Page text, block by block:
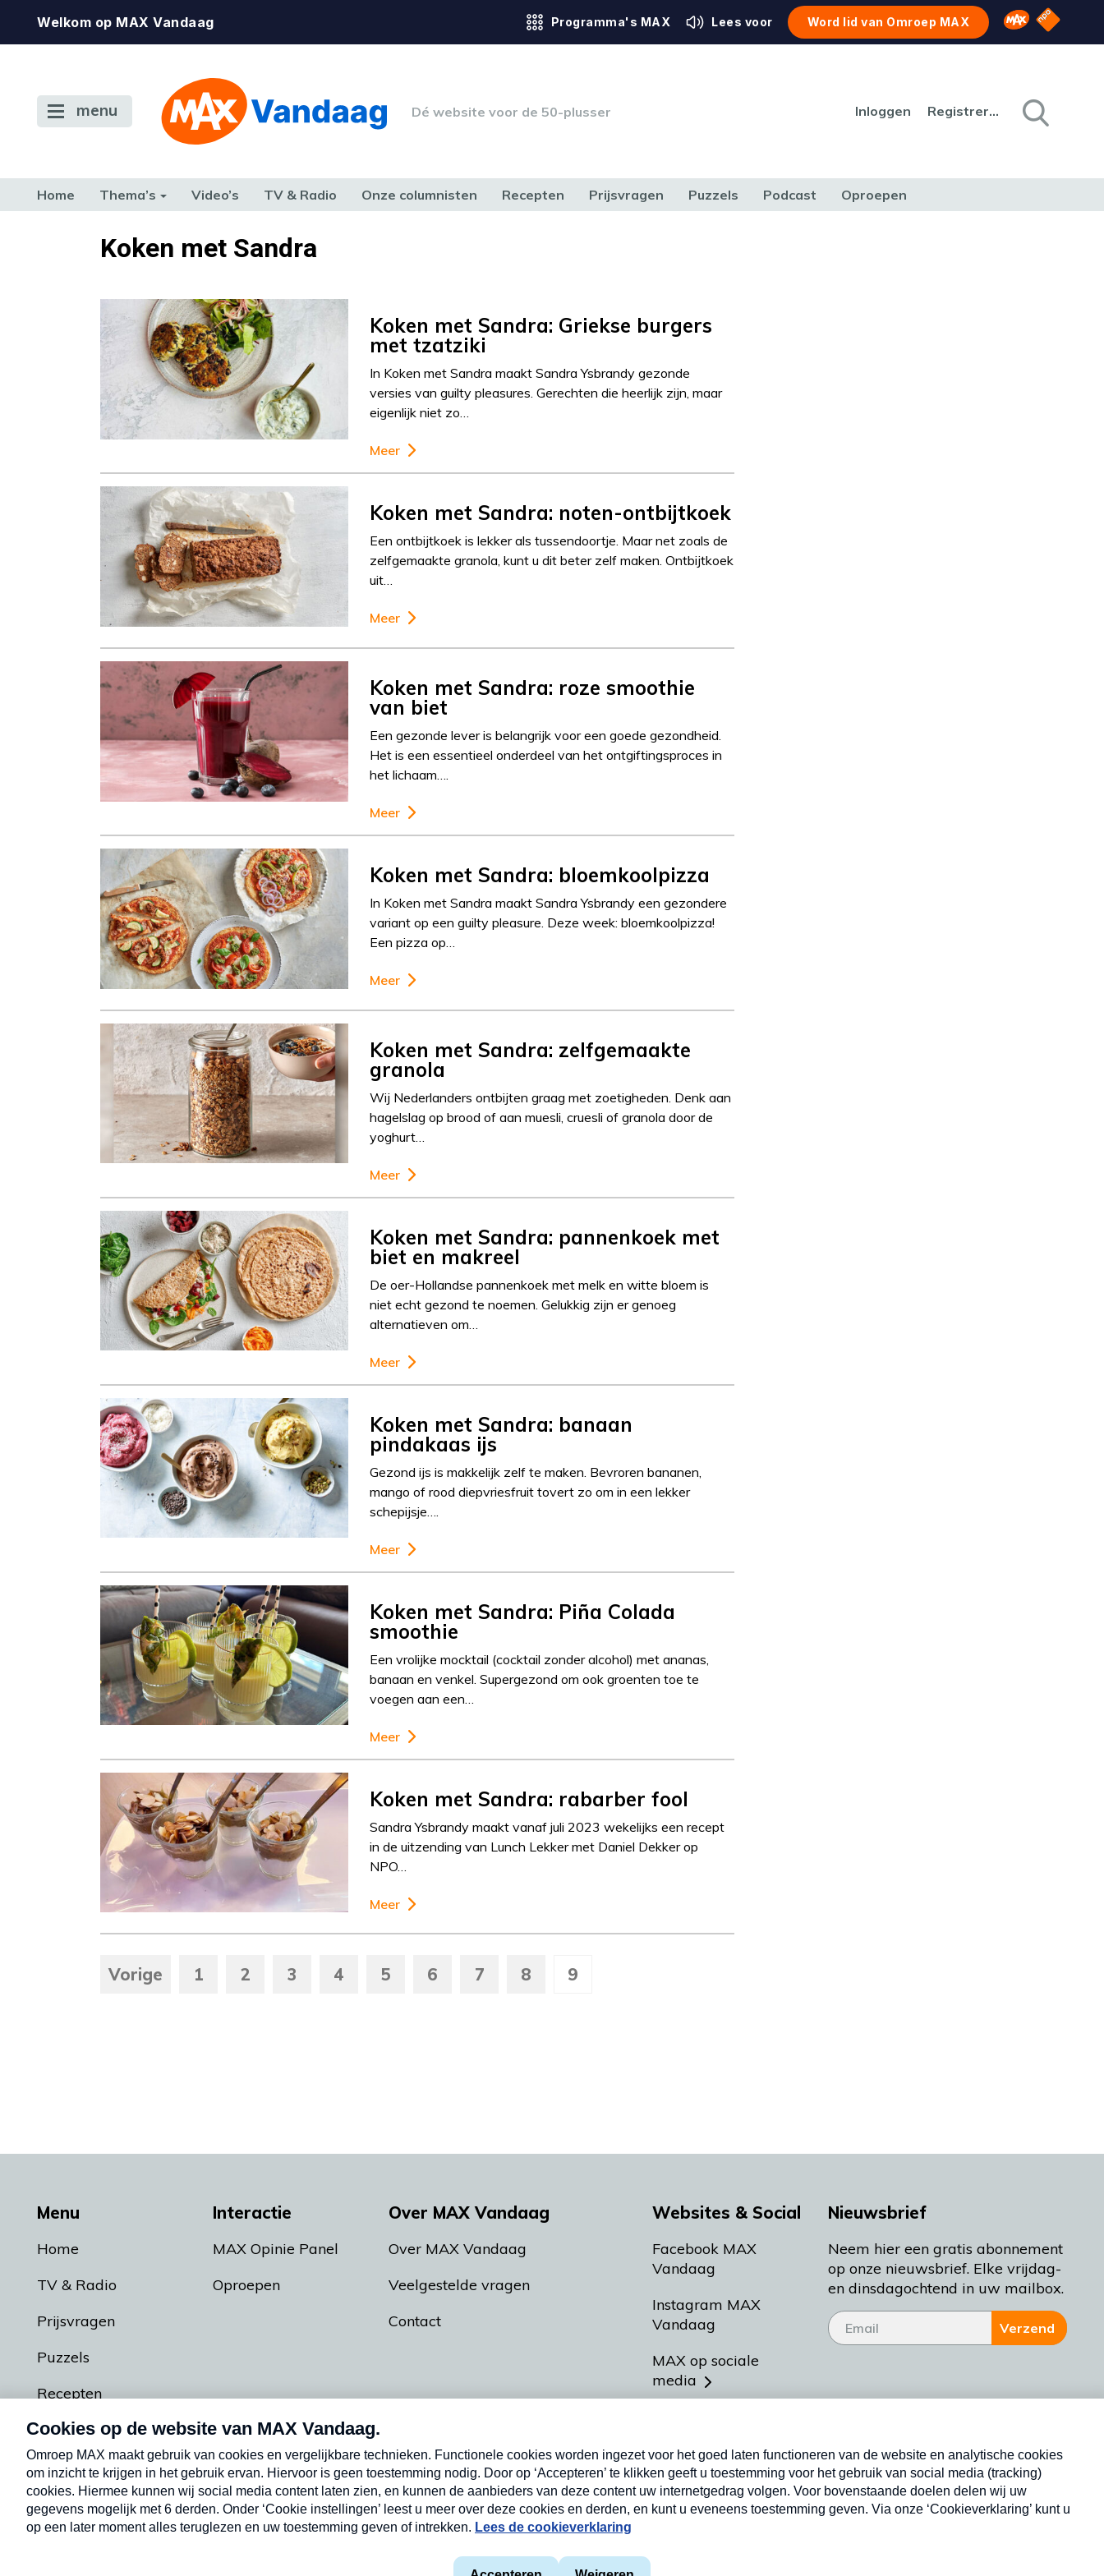
Welkom op MAX Vandaag Programma's MAX Lees voor Word lid van Omroep MAX Omroep MAX
NPO
menu Dé website voor de 50-plusser Inloggen Registreren
Home Thema’s Video’s TV & Radio Onze columnisten Recepten Prijsvragen Puzzels Podcast Oproepen
TERUG NAAR TOENKoken met Sandra
Koken met Sandra: Griekse burgers
met tzatziki
In Koken met Sandra maakt Sandra Ysbrandy gezonde
versies van guilty pleasures. Gerechten die heerlijk zijn, maar
eigenlijk niet zo…
Meer
Koken met Sandra: noten-ontbijtkoek
Een ontbijtkoek is lekker als tussendoortje. Maar net zoals de
zelfgemaakte granola, kunt u dit beter zelf maken. Ontbijtkoek
uit…
Meer
Koken met Sandra: roze smoothie
van biet
Een gezonde lever is belangrijk voor een goede gezondheid.
Het is een essentieel onderdeel van het ontgiftingsproces in
het lichaam….
Meer
Koken met Sandra: bloemkoolpizza
In Koken met Sandra maakt Sandra Ysbrandy een gezondere
variant op een guilty pleasure. Deze week: bloemkoolpizza!
Een pizza op…
Meer
Koken met Sandra: zelfgemaakte
granola
Wij Nederlanders ontbijten graag met zoetigheden. Denk aan
hagelslag op brood of aan muesli, cruesli of granola door de
yoghurt…
Meer
Koken met Sandra: pannenkoek met
biet en makreel
De oer-Hollandse pannenkoek met melk en witte bloem is
niet echt gezond te noemen. Gelukkig zijn er genoeg
alternatieven om…
Meer
Koken met Sandra: banaan
pindakaas ijs
Gezond ijs is makkelijk zelf te maken. Bevroren bananen,
mango of rood diepvriesfruit tovert zo om in een lekker
schepijsje….
Meer
Koken met Sandra: Piña Colada
smoothie
Een vrolijke mocktail (cocktail zonder alcohol) met ananas,
banaan en venkel. Supergezond om ook groenten toe te
voegen aan een…
Meer
Koken met Sandra: rabarber fool
Sandra Ysbrandy maakt vanaf juli 2023 wekelijks een recept
in de uitzending van Lunch Lekker met Daniel Dekker op
NPO…
Meer
Vorige 1 2 3 4 5 6 7 8 9
Menu
Home
TV & Radio
Prijsvragen
Puzzels
Recepten
Podcasts
Interactie
MAX Opinie Panel
Oproepen
Over MAX Vandaag
Over MAX Vandaag
Veelgestelde vragen
Contact
Websites & Social
Facebook MAX
Vandaag
Instagram MAX
Vandaag
MAX op sociale
media
Meldpunt Actueel
Heel Holland Bakt
Nieuwsbrief
Neem hier een gratis abonnement
op onze nieuwsbrief. Elke vrijdag-
en dinsdagochtend in uw mailbox.
Verzend
Nieuwsbrief
Neem hier een gratis abonnement op onze